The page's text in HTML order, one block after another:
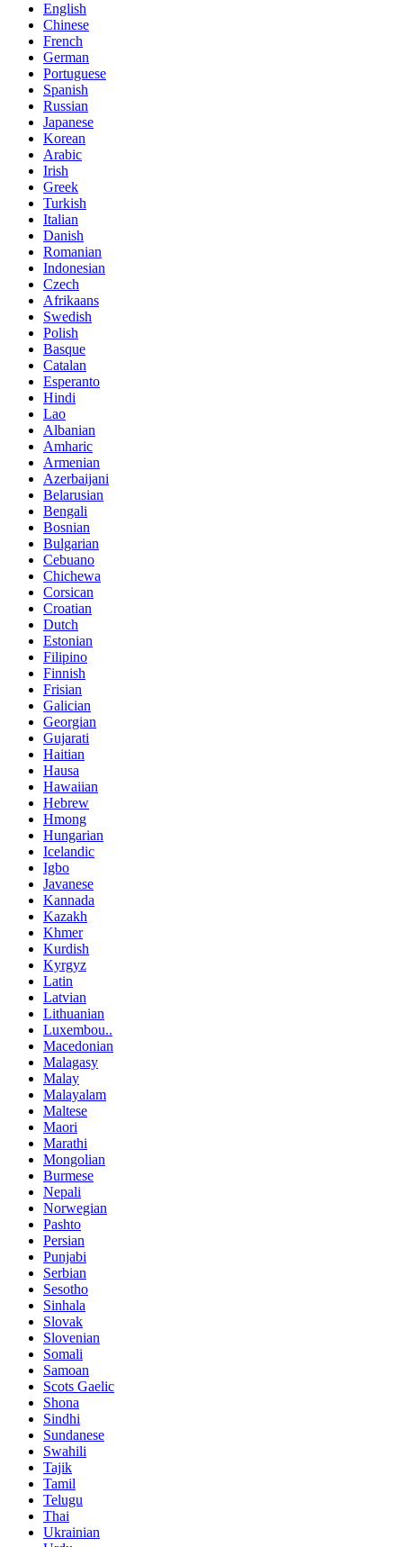
English
Chinese
French
German
Portuguese
Spanish
Russian
Japanese
Korean
Arabic
Irish
Greek
Turkish
Italian
Danish
Romanian
Indonesian
Czech
Afrikaans
Swedish
Polish
Basque
Catalan
Esperanto
Hindi
Lao
Albanian
Amharic
Armenian
Azerbaijani
Belarusian
Bengali
Bosnian
Bulgarian
Cebuano
Chichewa
Corsican
Croatian
Dutch
Estonian
Filipino
Finnish
Frisian
Galician
Georgian
Gujarati
Haitian
Hausa
Hawaiian
Hebrew
Hmong
Hungarian
Icelandic
Igbo
Javanese
Kannada
Kazakh
Khmer
Kurdish
Kyrgyz
Latin
Latvian
Lithuanian
Luxembou..
Macedonian
Malagasy
Malay
Malayalam
Maltese
Maori
Marathi
Mongolian
Burmese
Nepali
Norwegian
Pashto
Persian
Punjabi
Serbian
Sesotho
Sinhala
Slovak
Slovenian
Somali
Samoan
Scots Gaelic
Shona
Sindhi
Sundanese
Swahili
Tajik
Tamil
Telugu
Thai
Ukrainian